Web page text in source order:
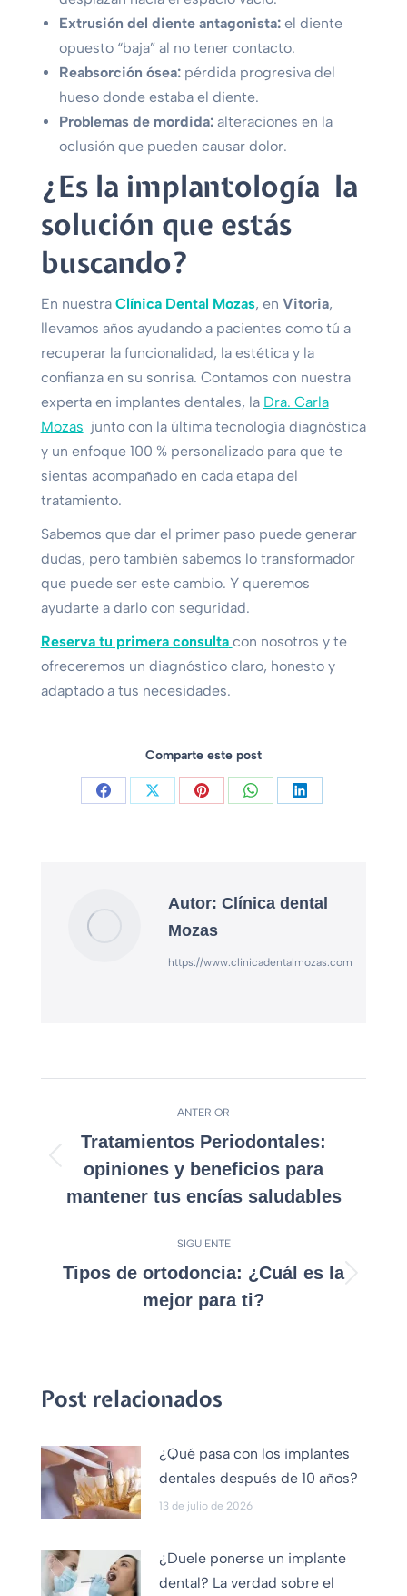
Extrusión del diente antagonista:el diente
opuesto “baja” al no tener contacto.
Reabsorción ósea:pérdida progresiva del
hueso donde estaba el diente.
Problemas de mordida:alteraciones en la
oclusión que pueden causar dolor.
¿Es la implantología la
solución que estás
buscando?
En nuestra Clínica Dental Mozas, en Vitoria,
llevamos años ayudando a pacientes como tú a
recuperar la funcionalidad, la estética y la
confianza en su sonrisa. Contamos con nuestra
experta en implantes dentales, la Dra. Carla
Mozas junto con la última tecnología diagnóstica
y un enfoque 100 % personalizado para que te
sientas acompañado en cada etapa del
tratamiento.
Sabemos que dar el primer paso puede generar
dudas, pero también sabemos lo transformador
que puede ser este cambio. Y queremos
ayudarte a darlo con seguridad.
Reserva tu primera consulta con nosotros y te
ofreceremos un diagnóstico claro, honesto y
adaptado a tus necesidades.
Comparte este post
Autor: Clínica dental
Mozas
https://www.clinicadentalmozas.com
ANTERIOR
Tratamientos Periodontales:
opiniones y beneficios para
mantener tus encías saludables
SIGUIENTE
Tipos de ortodoncia: ¿Cuál es la
mejor para ti?
Post relacionados
¿Qué pasa con los implantes
dentales después de 10 años?
13 de julio de 2026
¿Duele ponerse un implante
dental? La verdad sobre el